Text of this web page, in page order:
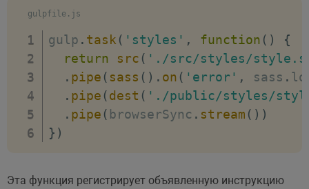
gulpfile.js
gulp . task ( 'styles' , function ( )
{
return
src ( './src/styles/
. pipe ( sass ( ) . on ( 'error' , sass .
. pipe (dest ( './public/styles/
. pipe ( browserSync . stream ( ) )
} )
Эта функция регистрирует объявленную инструкцию